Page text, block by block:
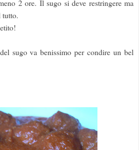
2 ore. Il sugo si deve restringere ma
tutto.
sugo va benissimo per condire un bel